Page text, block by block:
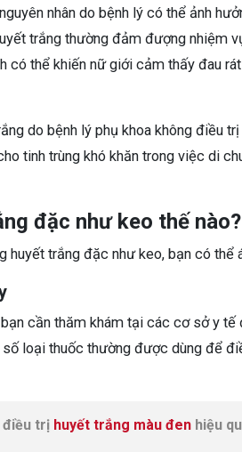
nhân do bệnh lý có thể ảnh
trắng thường đảm đượng nhiệm
có thể khiến nữ giới cảm thấy đau
do bệnh lý phụ khoa không điều
tinh trùng khó khăn trong việc di
đặc như keo thế nào?
trắng đặc như keo, bạn có thể
cần thăm khám tại các cơ sở y
loại thuốc thường được dùng để
điều trị huyết trắng màu đen hiệu